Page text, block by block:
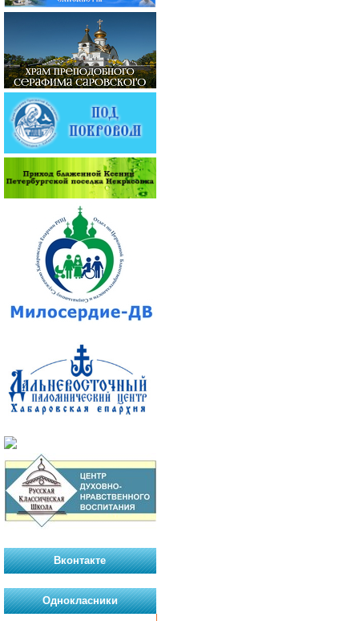
Вконтакте
Однокласники